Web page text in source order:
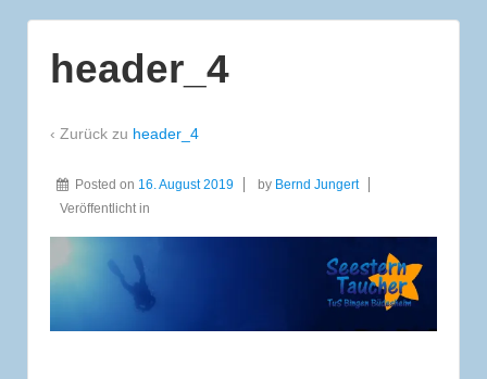
header_4
‹ Zurück zu header_4
Posted on 16. August 2019 by Bernd Jungert
Veröffentlicht in